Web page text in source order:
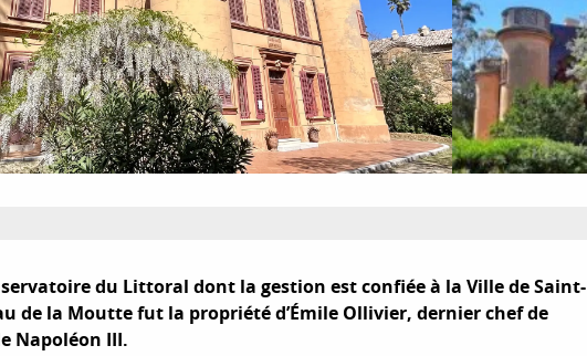
du Littoral dont la gestion est confiée à la Ville de Saint-
de la Moutte fut la propriété d’Émile Ollivier, dernier chef de
Napoléon III.